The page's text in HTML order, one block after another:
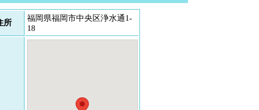
所
福岡県福岡市中央区浄水通1-
18